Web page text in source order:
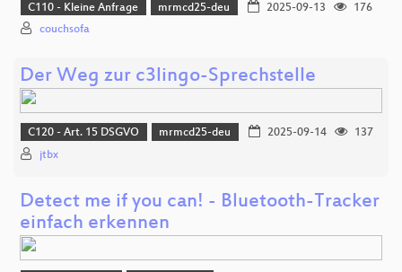
C110 - Kleine Anfrage mrmcd25-deu 2025-09-13
176
couchsofa
Der Weg zur c3lingo-Sprechstelle
C120 - Art. 15 DSGVO mrmcd25-deu 2025-09-14
137
jtbx
Detect me if you can! - Bluetooth-Tracker
einfach erkennen